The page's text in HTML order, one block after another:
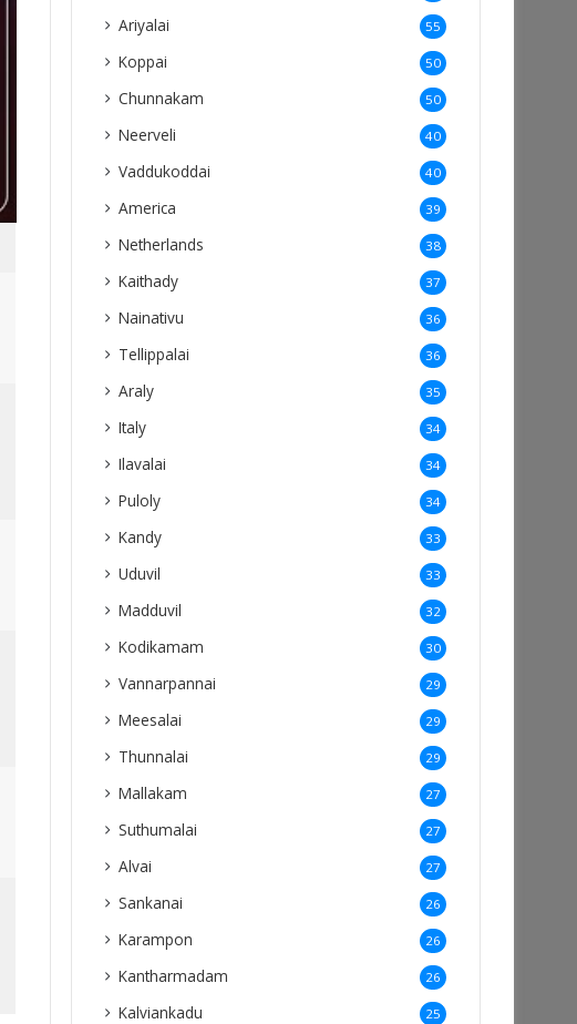
Ariyalai 55
Koppai 50
Chunnakam 50
Neerveli 40
Vaddukoddai 40
America 39
Netherlands 38
Kaithady 37
Nainativu 36
Tellippalai 36
Araly 35
Italy 34
Ilavalai 34
Puloly 34
Kandy 33
Uduvil 33
Madduvil 32
Kodikamam 30
Vannarpannai 29
Meesalai 29
Thunnalai 29
Mallakam 27
Suthumalai 27
Alvai 27
Sankanai 26
Karampon 26
Kantharmadam 26
Kalviankadu 25